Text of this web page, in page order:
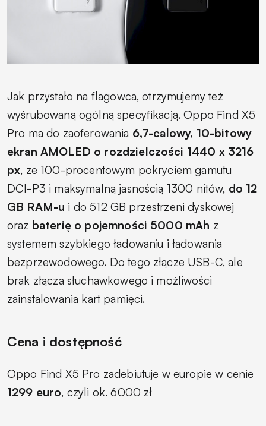
Jak przystało na flagowca, otrzymujemy też
wyśrubowaną ogólną specyfikacją. Oppo Find X5
Pro ma do zaoferowania 6,7-calowy, 10-bitowy
ekran AMOLED o rozdzielczości 1440 x 3216
px, ze 100-procentowym pokryciem gamutu
DCI-P3 i maksymalną jasnością 1300 nitów, do 12
GB RAM-u i do 512 GB przestrzeni dyskowej
oraz baterię o pojemności 5000 mAh z
systemem szybkiego ładowaniu i ładowania
bezprzewodowego. Do tego złącze USB-C, ale
brak złącza słuchawkowego i możliwości
zainstalowania kart pamięci.
Cena i dostępność
Oppo Find X5 Pro zadebiutuje w europie w cenie
1299 euro, czyli ok. 6000 zł